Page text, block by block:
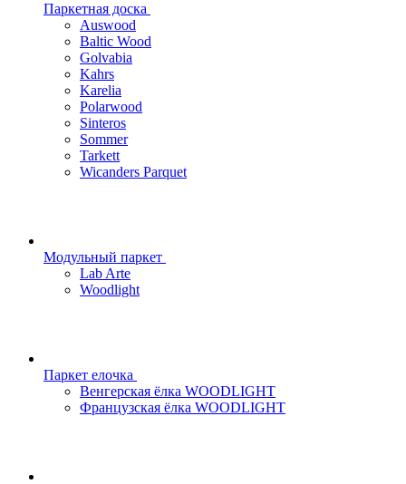
Паркетная доска
Auswood
Baltic Wood
Golvabia
Kahrs
Karelia
Polarwood
Sinteros
Sommer
Tarkett
Wicanders Parquet
Модульный паркет
Lab Arte
Woodlight
Паркет елочка
Венгерская ёлка WOODLIGHT
Французская ёлка WOODLIGHT